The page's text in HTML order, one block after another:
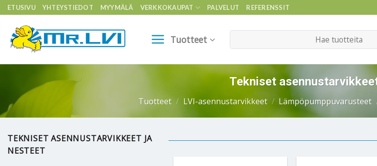
Skip
to
content
ETUSIVU YHTEYSTIEDOT MYYMÄLÄ VERKKOKAUPAT PALVELUT REFERENSSIT
Tuotteet
Tekniset
Tuotteet / LVI-asennustarvikkeet / Lämpöpumppuvarusteet
TEKNISET ASENNUSTARVIKKEET JA
NESTEET